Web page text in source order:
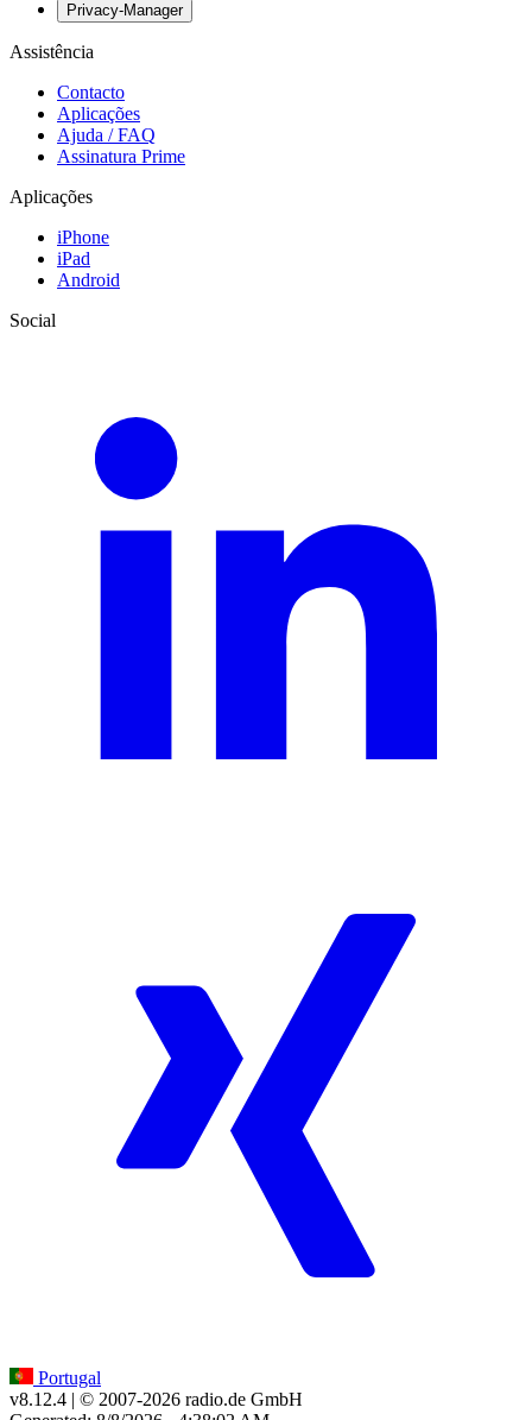
Privacy-Manager
Assistência
Contacto
Aplicações
Ajuda / FAQ
Assinatura Prime
Aplicações
iPhone
iPad
Android
Social
Portugal
v8.12.4 | © 2007-2026 radio.de GmbH